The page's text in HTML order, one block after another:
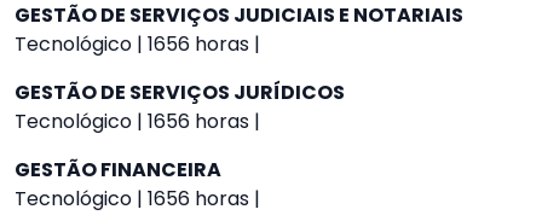
GESTÃO DE SERVIÇOS JUDICIAIS E NOTARIAIS
Tecnológico | 1656 horas |
GESTÃO DE SERVIÇOS JURÍDICOS
Tecnológico | 1656 horas |
GESTÃO FINANCEIRA
Tecnológico | 1656 horas |